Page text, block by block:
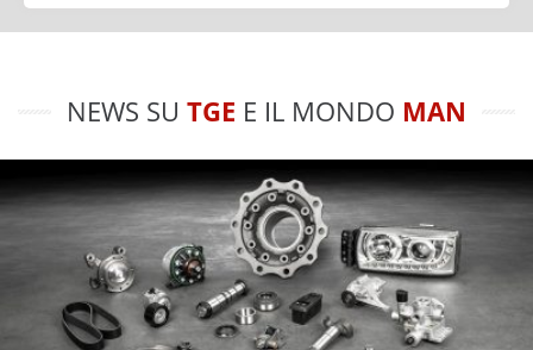
NEWS SU TGE E IL MONDO MAN